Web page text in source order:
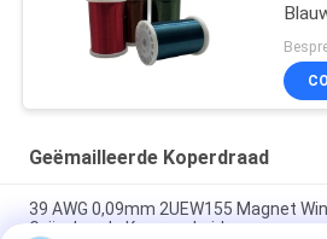
Geëmailleerde Koperdraad
39 AWG 0,09mm 2UEW155 Magnet
Geïsoleerde Koperen Leider